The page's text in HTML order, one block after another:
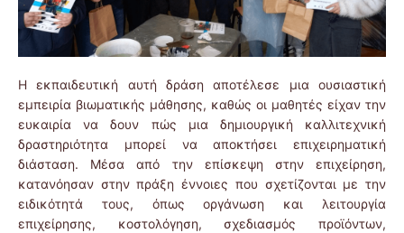
Η εκπαιδευτική αυτή δράση αποτέλεσε μια ουσιαστική
εμπειρία βιωματικής μάθησης, καθώς οι μαθητές είχαν την
ευκαιρία να δουν πώς μια δημιουργική καλλιτεχνική
δραστηριότητα μπορεί να αποκτήσει επιχειρηματική
διάσταση. Μέσα από την επίσκεψη στην επιχείρηση,
κατανόησαν στην πράξη έννοιες που σχετίζονται με την
ειδικότητά τους, όπως οργάνωση και λειτουργία
επιχείρησης, κοστολόγηση, σχεδιασμός προϊόντων,